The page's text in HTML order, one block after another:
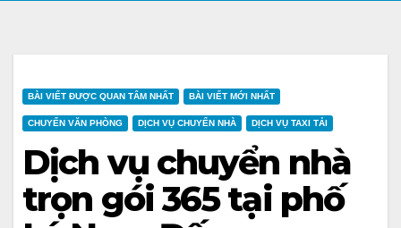
BÀI VIẾT ĐƯỢC QUAN TÂM NHẤT BÀI VIẾT MỚI NHẤT
CHUYỂN VĂN PHÒNG DỊCH VỤ CHUYỂN NHÀ DỊCH VỤ TAXI TẢI
Dịch vụ chuyển nhà
trọn gói 365 tại phố